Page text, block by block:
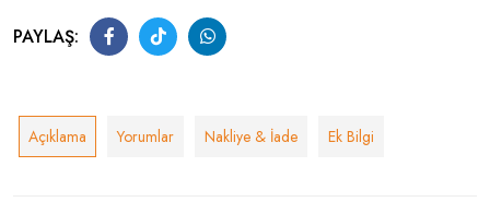
PAYLAŞ:
Açıklama Yorumlar Nakliye & İade Ek Bilgi